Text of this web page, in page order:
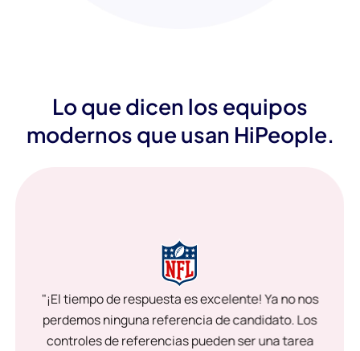
Lo que dicen los equipos
modernos que usan HiPeople.
"¡El tiempo de respuesta es excelente! Ya no nos
perdemos ninguna referencia de candidato. Los
controles de referencias pueden ser una tarea